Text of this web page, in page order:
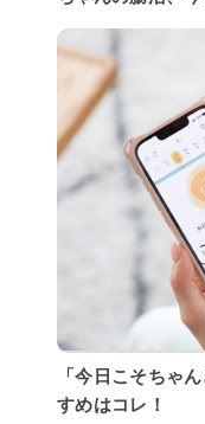
「今日こそちゃ
すめはコレ！